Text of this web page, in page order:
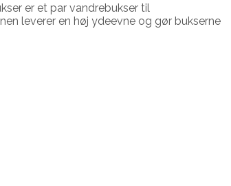
er et par vandrebukser til
leverer en høj ydeevne og gør bukserne